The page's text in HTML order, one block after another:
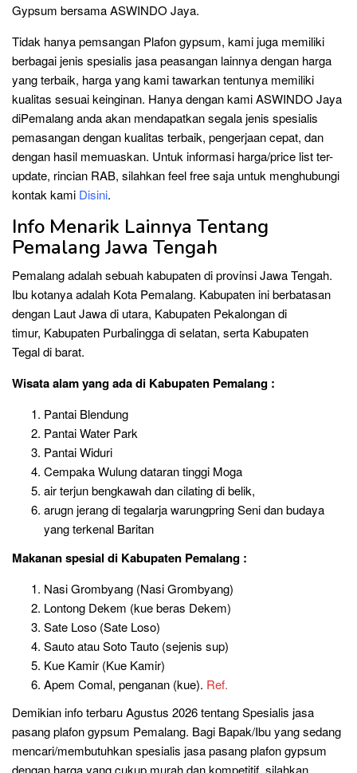
Gypsum bersama ASWINDO Jaya.
Tidak hanya pemsangan Plafon gypsum, kami juga memiliki
berbagai jenis spesialis jasa peasangan lainnya dengan harga
yang terbaik, harga yang kami tawarkan tentunya memiliki
kualitas sesuai keinginan. Hanya dengan kami ASWINDO Jaya
diPemalang anda akan mendapatkan segala jenis spesialis
pemasangan dengan kualitas terbaik, pengerjaan cepat, dan
dengan hasil memuaskan. Untuk informasi harga/price list ter-
update, rincian RAB, silahkan feel free saja untuk menghubungi
kontak kami Disini.
Info Menarik Lainnya Tentang
Pemalang Jawa Tengah
Pemalang adalah sebuah kabupaten di provinsi Jawa Tengah.
Ibu kotanya adalah Kota Pemalang. Kabupaten ini berbatasan
dengan Laut Jawa di utara, Kabupaten Pekalongan di
timur, Kabupaten Purbalingga di selatan, serta Kabupaten
Tegal di barat.
Wisata alam yang ada di Kabupaten Pemalang :
Pantai Blendung
Pantai Water Park
Pantai Widuri
Cempaka Wulung dataran tinggi Moga
air terjun bengkawah dan cilating di belik,
arugn jerang di tegalarja warungpring Seni dan budaya
yang terkenal Baritan
Makanan spesial di Kabupaten Pemalang :
Nasi Grombyang (Nasi Grombyang)
Lontong Dekem (kue beras Dekem)
Sate Loso (Sate Loso)
Sauto atau Soto Tauto (sejenis sup)
Kue Kamir (Kue Kamir)
Apem Comal, penganan (kue). Ref.
Demikian info terbaru Agustus 2026 tentang Spesialis jasa
pasang plafon gypsum Pemalang. Bagi Bapak/Ibu yang sedang
mencari/membutuhkan spesialis jasa pasang plafon gypsum
dengan harga yang cukup murah dan kompetitif, silahkan